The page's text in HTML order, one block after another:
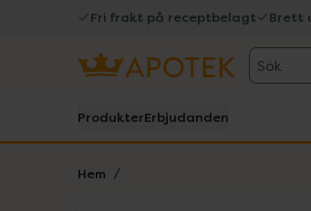
Fri frakt på receptbelagt Brett
Sök
ProdukterErbjudanden
Hem